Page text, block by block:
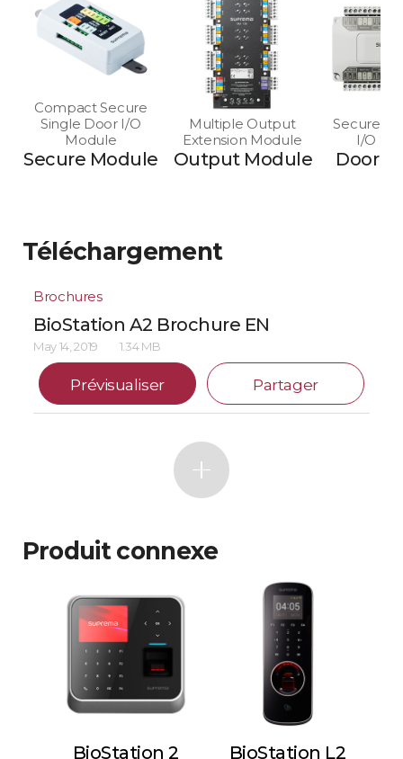
Compact Secure
Single Door I/O
Module
Secure Module
Multiple Output
Extension Module
Output Module
Secure
I/O
Door
Téléchargement
Brochures
BioStation A2 Brochure EN
May 14, 2019 1.34 MB
Prévisualiser Partager
Produit connexe
BioStation 2 BioStation L2